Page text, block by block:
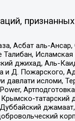
признанных
Асбат аль-Ансар,
Исламская
джихад, Аль-
Д. Пожарского,
исломи,
Крымско-татарский